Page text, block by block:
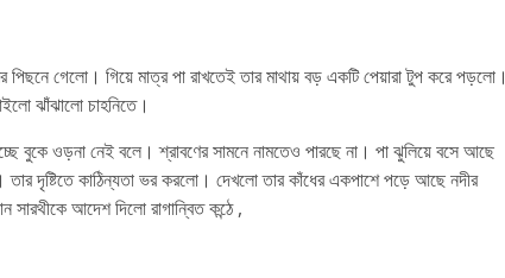
গেলো। গিয়ে মাত্র পা রাখতেই তার মাথায় বড় একটি পেয়ারা টুপ করে পড়লো।
ঝাঁঝালো চাহনিতে।
বুকে ওড়না নেই বলে। শ্রাবণের সামনে নামতেও পারছে না। পা ঝুলিয়ে বসে আছে
দৃষ্টিতে কাঠিন্যতা ভর করলো। দেখলো তার কাঁধের একপাশে পড়ে আছে নদীর
আদেশ দিলো রাগান্বিত কন্ঠে ,